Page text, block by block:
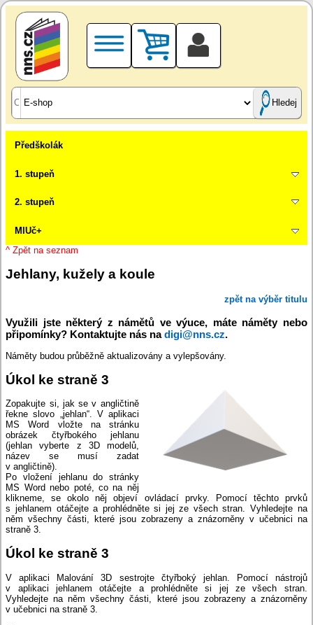
Hledej
Předškolák
1. stupeň
2. stupeň
MIUč+
^ Zpět na seznam
Jehlany, kužely a koule
zpět na výběr titulu
Využili jste některý z námětů ve výuce, máte náměty nebo
připomínky? Kontaktujte nás nadigi@nns.cz.
Náměty budou průběžně aktualizovány a vylepšovány.
Úkol ke straně 3
Zopakujte si, jak se v angličtině
řekne slovo „jehlan“. V aplikaci
MS Word vložte na stránku
obrázek čtyřbokého jehlanu
(jehlan vyberte z 3D modelů,
název se musí zadat
v angličtině).
Po vložení jehlanu do stránky
MS Word nebo poté, co na něj
klikneme, se okolo něj objeví ovládací prvky. Pomocí těchto prvků
s jehlanem otáčejte a prohlédněte si jej ze všech stran. Vyhledejte na
něm všechny části, které jsou zobrazeny a znázorněny v učebnici na
straně 3.
Úkol ke straně 3
V aplikaci Malování 3D sestrojte čtyřboký jehlan. Pomocí nástrojů
v aplikaci jehlanem otáčejte a prohlédněte si jej ze všech stran.
Vyhledejte na něm všechny části, které jsou zobrazeny a znázorněny
v učebnici na straně 3.